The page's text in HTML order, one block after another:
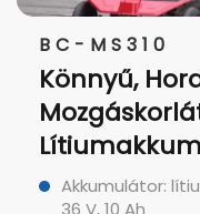
BC-MS310
Könnyű,
Akkumulátor:
36 V, 10 Ah